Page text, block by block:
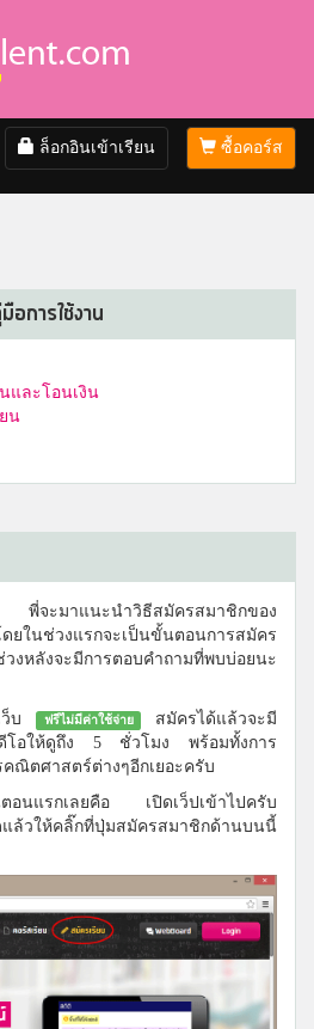
ซื้อคอร์ส
ล็อกอินเข้าเรียน
อการใช้งาน
และโอนเงิน
น
าแนะนำวิธีสมัครสมาชิกของ
ในช่วงแรกจะเป็นขั้นตอนการสมัคร
หลังจะมีการตอบคำถามที่พบบ่อยนะ
เว็บ
ฟรีไม่มีค่าใช้จ่าย สมัครได้แล้วจะมี
ดีโอให้ดูถึง 5 ชั่วโมง พร้อมทั้งการ
คณิตศาสตร์ต่างๆอีกเยอะครับ
นแรกเลยคือ เปิดเว็ปเข้าไปครับ
ดแล้วให้คลิ๊กที่ปุ่มสมัครสมาชิกด้านบนนี้